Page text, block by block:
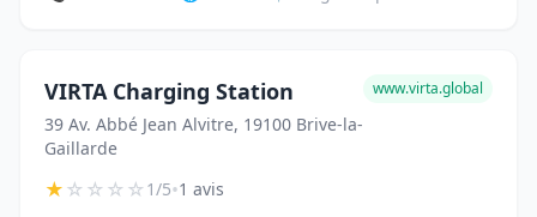
VIRTA Charging Station
39 Av. Abbé Jean Alvitre, 19100 Brive-la-
Gaillarde
www.virta.global
★☆☆☆☆1/5•1 avis